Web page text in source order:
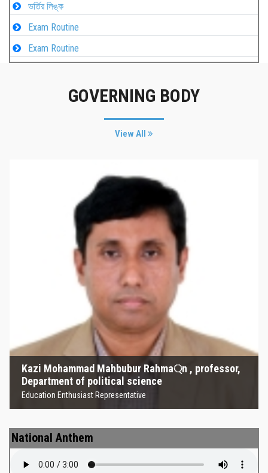
ভর্তির লিঙ্ক
Exam Routine
Exam Routine
GOVERNING BODY
View All
Kazi Mohammad Mahbubur Rahma্‌n , professor,
Department of political science
Education Enthusiast Representative
Kazi Mohammad Mahbubur
Rahma্‌n , professor, Department
of political science
Education Enthusiast Representative
National Anthem